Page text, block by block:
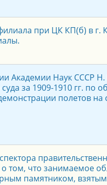
при ЦК КП(б) в г.
Академии Наук СССР
за 1909-1910 гг. по
полетов на
том, что занимаемое
памятником,